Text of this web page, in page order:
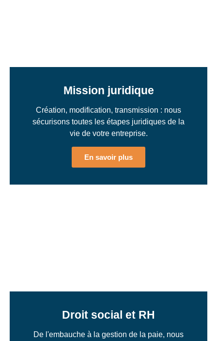
Mission juridique
Création, modification, transmission : nous
sécurisons toutes les étapes juridiques de la
vie de votre entreprise.
En savoir plus
Droit social et RH
De l'embauche à la gestion de la paie, nous